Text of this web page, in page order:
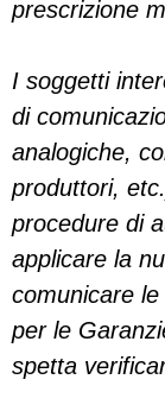
prescrizione
I soggetti
di
analogiche,
produttori,
procedure di
applicare la
comunicare le
per le
spetta